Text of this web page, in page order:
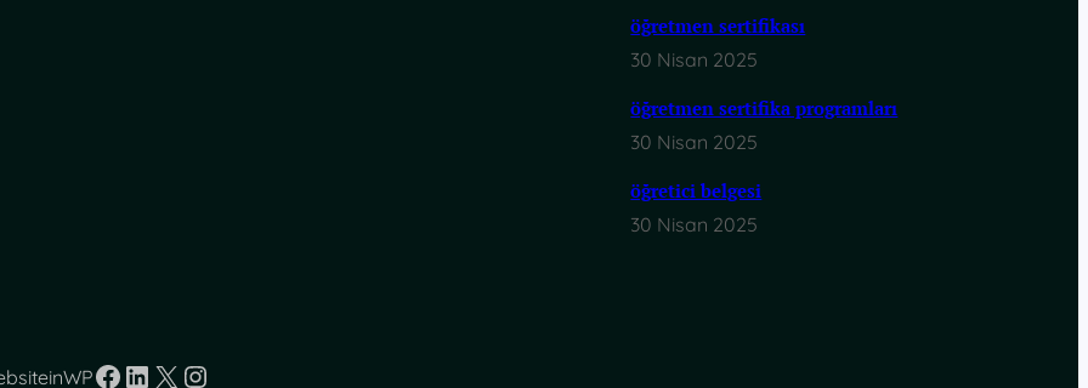
öğretmen sertifikası
30 Nisan 2025
öğretmen sertifika programları
30 Nisan 2025
öğretici belgesi
30 Nisan 2025
Facebook
LinkedIn
X Instagram